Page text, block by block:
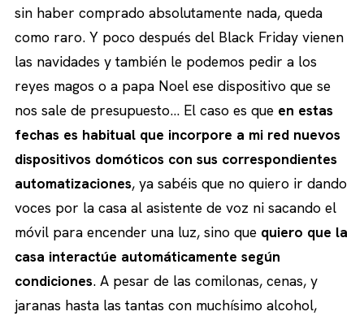
sin haber comprado absolutamente nada, queda
como raro. Y poco después del Black Friday vienen
las navidades y también le podemos pedir a los
reyes magos o a papa Noel ese dispositivo que se
nos sale de presupuesto… El caso es que en estas
fechas es habitual que incorpore a mi red nuevos
dispositivos domóticos con sus correspondientes
automatizaciones, ya sabéis que no quiero ir dando
voces por la casa al asistente de voz ni sacando el
móvil para encender una luz, sino que quiero que la
casa interactúe automáticamente según
condiciones. A pesar de las comilonas, cenas, y
jaranas hasta las tantas con muchísimo alcohol,